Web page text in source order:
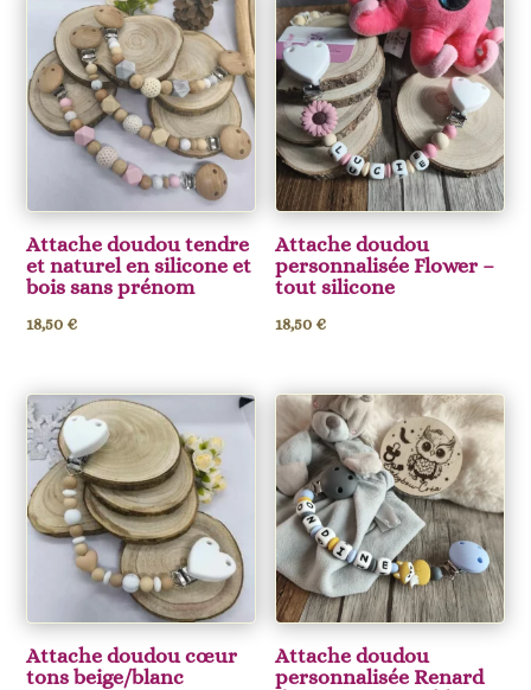
Attache doudou tendre
et naturel en silicone et
bois sans prénom
18,50 €
Attache doudou
personnalisée Flower –
tout silicone
18,50 €
Attache doudou cœur
tons beige/blanc
Attache doudou
personnalisée Renard